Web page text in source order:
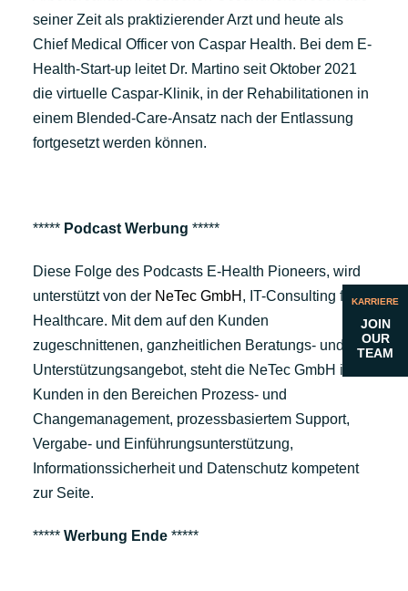
seiner Zeit als praktizierender Arzt und heute als
Chief Medical Officer von Caspar Health. Bei dem E-
Health-Start-up leitet Dr. Martino seit Oktober 2021
die virtuelle Caspar-Klinik, in der Rehabilitationen in
einem Blended-Care-Ansatz nach der Entlassung
fortgesetzt werden können.
***** Podcast Werbung *****
Diese Folge des Podcasts E-Health Pioneers, wird
unterstützt von der NeTec GmbH , IT-Consulting for
Healthcare. Mit dem auf den Kunden
zugeschnittenen, ganzheitlichen Beratungs- und
Unterstützungsangebot, steht die NeTec GmbH ihren
Kunden in den Bereichen Prozess- und
Changemanagement, prozessbasiertem Support,
Vergabe- und Einführungsunterstützung,
Informationssicherheit und Datenschutz kompetent
zur Seite.
***** Werbung Ende *****
KARRIERE
JOIN
OUR
TEAM